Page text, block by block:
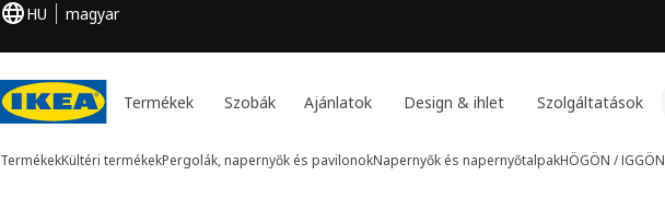
HU magyar
Termékek Szobák Ajánlatok Design & ihlet Szolgáltatások
TermékekKültéri termékekPergolák, napernyők és pavilonokNapernyők és napernyőtalpakHÖGÖN / IGGÖN